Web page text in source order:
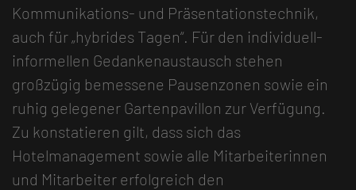
Kommunikations- und Präsentationstechnik,
auch für „hybrides Tagen“. Für den individuell-
informellen Gedankenaustausch stehen
großzügig bemessene Pausenzonen sowie ein
ruhig gelegener Gartenpavillon zur Verfügung.
Zu konstatieren gilt, dass sich das
Hotelmanagement sowie alle Mitarbeiterinnen
und Mitarbeiter erfolgreich den